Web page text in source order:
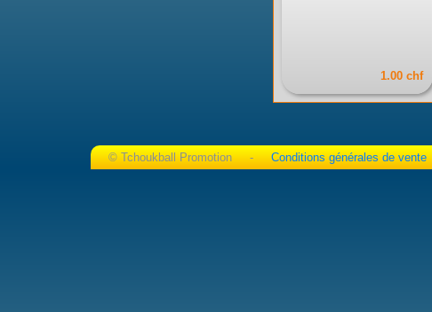
1.00 chf
© Tchoukball Promotion - Conditions générales de vente